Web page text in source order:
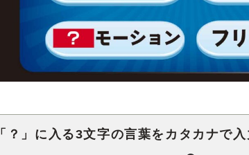
「？」に入る3文字の言葉をカタカナで入